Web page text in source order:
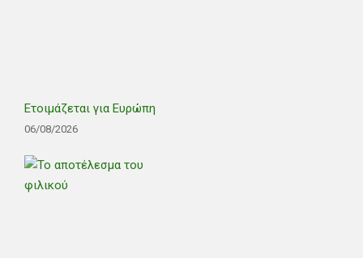
Ετοιμάζεται για Ευρώπη
06/08/2026